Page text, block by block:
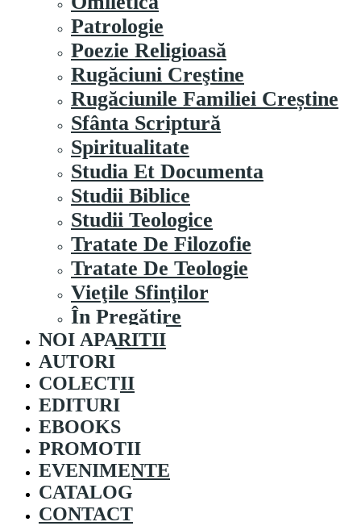
Patrologie
Poezie Religioasă
Rugăciuni Creştine
Rugăciunile Familiei Creștine
Sfânta Scriptură
Spiritualitate
Studia Et Documenta
Studii Biblice
Studii Teologice
Tratate De Filozofie
Tratate De Teologie
Vieţile Sfinţilor
În Pregătire
NOI APARITII
AUTORI
COLECȚII
EDITURI
EBOOKS
PROMOȚII
EVENIMENTE
CATALOG
CONTACT